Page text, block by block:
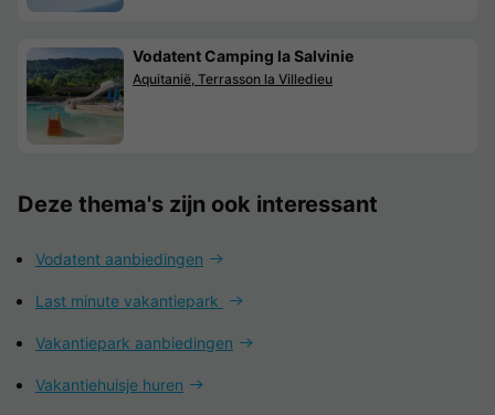
Vodatent Camping la Salvinie
Aquitanië, Terrasson la Villedieu
Deze thema's zijn ook interessant
Vodatent aanbiedingen
Last minute vakantiepark
Vakantiepark aanbiedingen
Vakantiehuisje huren